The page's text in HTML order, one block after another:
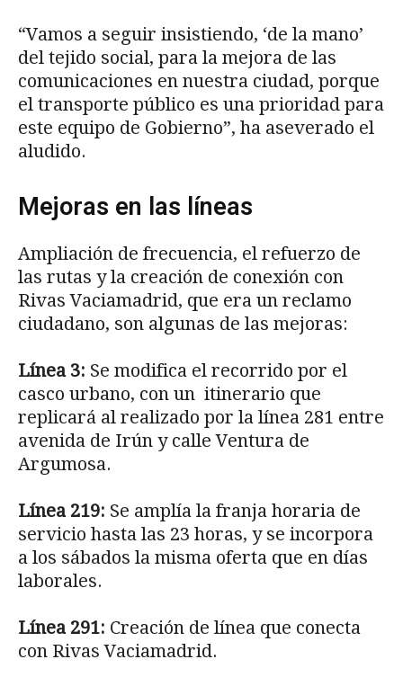
“Vamos a seguir insistiendo, ‘de la mano’
del tejido social, para la mejora de las
comunicaciones en nuestra ciudad, porque
el transporte público es una prioridad para
este equipo de Gobierno”, ha aseverado el
aludido.
Mejoras en las líneas
Ampliación de frecuencia, el refuerzo de
las rutas y la creación de conexión con
Rivas Vaciamadrid, que era un reclamo
ciudadano, son algunas de las mejoras:
Línea 3: Se modifica el recorrido por el
casco urbano, con un itinerario que
replicará al realizado por la línea 281 entre
avenida de Irún y calle Ventura de
Argumosa.
Línea 219: Se amplía la franja horaria de
servicio hasta las 23 horas, y se incorpora
a los sábados la misma oferta que en días
laborales.
Línea 291: Creación de línea que conecta
con Rivas Vaciamadrid.